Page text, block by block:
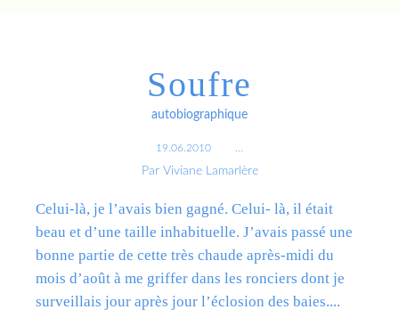
Soufre
autobiographique
19.06.2010
Par Viviane Lamarlère
Celui-là, je l’avais bien gagné. Celui- là, il était
beau et d’une taille inhabituelle. J’avais passé une
bonne partie de cette très chaude après-midi du
mois d’août à me griffer dans les ronciers dont je
surveillais jour après jour l’éclosion des baies....